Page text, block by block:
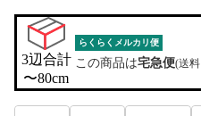
3辺合計
〜80cm
らくらくメルカリ便
この商品は宅急便(送